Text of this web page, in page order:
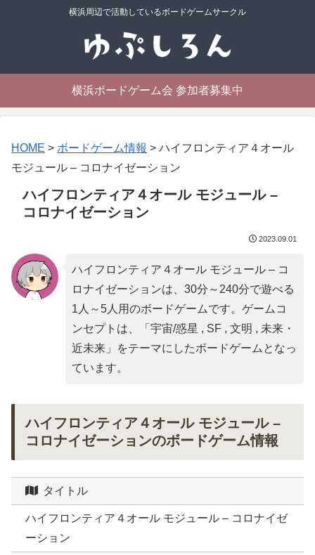
横浜周辺で活動しているボードゲームサークル
横浜ボードゲーム会 参加者募集中
HOME > ボードゲーム情報 > ハイフロンティア４オール
モジュール – コロナイゼーション
ハイフロンティア４オール モジュール –
コロナイゼーション
2023.09.01
ハイフロンティア４オール モジュール – コ
ロナイゼーションは、30分～240分で遊べる
1人～5人用のボードゲームです。ゲームコ
ンセプトは、「 宇宙/惑星 , SF , 文明 , 未来・
近未来」をテーマにしたボードゲームとなっ
ています。
ハイフロンティア４オール モジュール –
コロナイゼーションのボードゲーム情報
タイトル
ハイフロンティア４オール モジュール – コロナイゼ
ーション